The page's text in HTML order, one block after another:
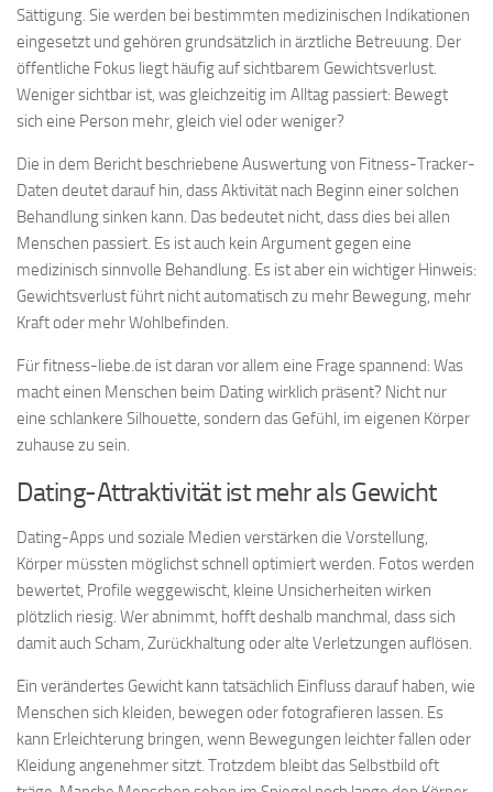
Sättigung. Sie werden bei bestimmten medizinischen Indikationen
eingesetzt und gehören grundsätzlich in ärztliche Betreuung. Der
öffentliche Fokus liegt häufig auf sichtbarem Gewichtsverlust.
Weniger sichtbar ist, was gleichzeitig im Alltag passiert: Bewegt
sich eine Person mehr, gleich viel oder weniger?
Die in dem Bericht beschriebene Auswertung von Fitness-Tracker-
Daten deutet darauf hin, dass Aktivität nach Beginn einer solchen
Behandlung sinken kann. Das bedeutet nicht, dass dies bei allen
Menschen passiert. Es ist auch kein Argument gegen eine
medizinisch sinnvolle Behandlung. Es ist aber ein wichtiger Hinweis:
Gewichtsverlust führt nicht automatisch zu mehr Bewegung, mehr
Kraft oder mehr Wohlbefinden.
Für fitness-liebe.de ist daran vor allem eine Frage spannend: Was
macht einen Menschen beim Dating wirklich präsent? Nicht nur
eine schlankere Silhouette, sondern das Gefühl, im eigenen Körper
zuhause zu sein.
Dating-Attraktivität ist mehr als Gewicht
Dating-Apps und soziale Medien verstärken die Vorstellung,
Körper müssten möglichst schnell optimiert werden. Fotos werden
bewertet, Profile weggewischt, kleine Unsicherheiten wirken
plötzlich riesig. Wer abnimmt, hofft deshalb manchmal, dass sich
damit auch Scham, Zurückhaltung oder alte Verletzungen auflösen.
Ein verändertes Gewicht kann tatsächlich Einfluss darauf haben, wie
Menschen sich kleiden, bewegen oder fotografieren lassen. Es
kann Erleichterung bringen, wenn Bewegungen leichter fallen oder
Kleidung angenehmer sitzt. Trotzdem bleibt das Selbstbild oft